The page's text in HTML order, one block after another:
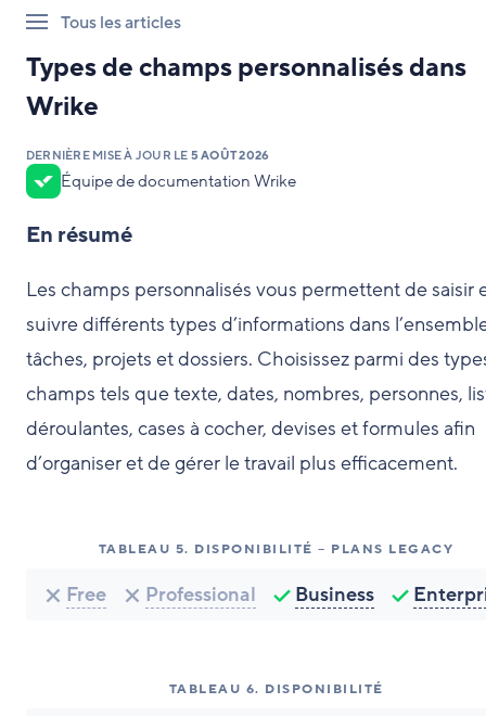
Tous les articles
Types de champs personnalisés dans
Wrike
DERNIÈRE MISE À JOUR LE 5 AOÛT 2026
Équipe de documentation Wrike
En résumé
Les champs personnalisés vous permettent de saisir
suivre différents types d’informations dans
tâches, projets et dossiers. Choisissez parmi des
champs tels que texte, dates, nombres, personnes,
déroulantes, cases à cocher, devises et formules afin
d’organiser et de gérer le travail plus efficacement.
TABLEAU 5. DISPONIBILITÉ – PLANS LEGACY
Free Professional Business
TABLEAU 6. DISPONIBILITÉ